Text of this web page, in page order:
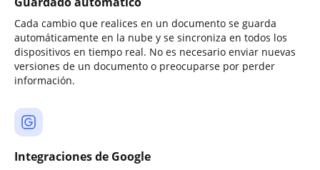
Cada cambio que realices en un documento se guarda
automáticamente en la nube y se sincroniza en todos los
dispositivos en tiempo real. No es necesario enviar nuevas
versiones de un documento o preocuparse por perder
información.
Integraciones de Google